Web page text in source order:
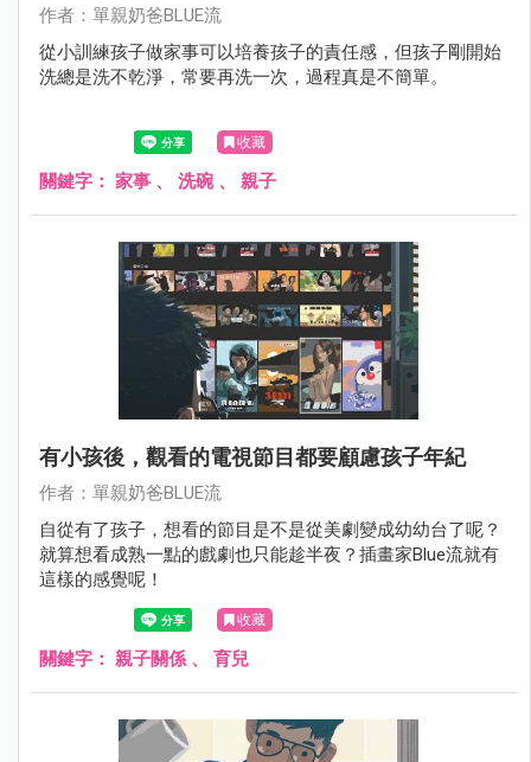
作者：單親奶爸BLUE流
從小訓練孩子做家事可以培養孩子的責任感，但孩子剛開始
洗總是洗不乾淨，常要再洗一次，過程真是不簡單。
收藏
關鍵字： 家事 、 洗碗 、 親子
有小孩後，觀看的電視節目都要顧慮孩子年紀
作者：單親奶爸BLUE流
自從有了孩子，想看的節目是不是從美劇變成幼幼台了呢？
就算想看成熟一點的戲劇也只能趁半夜？插畫家Blue流就有
這樣的感覺呢！
收藏
關鍵字： 親子關係 、 育兒